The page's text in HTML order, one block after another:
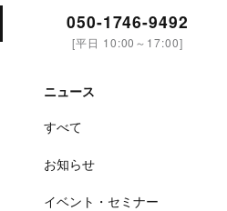
050-1746-9492
[平日 10:00～17:00]
ニュース
すべて
お知らせ
イベント・セミナー